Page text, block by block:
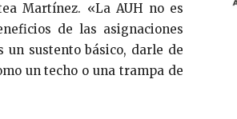
Martínez. «La AUH no es
de las asignaciones
sustento básico, darle de
un techo o una trampa de